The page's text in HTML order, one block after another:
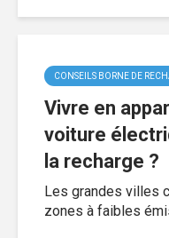
CONSEILS BORNE DE
Vivre en
voiture
la recharge ?
Les grandes villes
zones à faibles